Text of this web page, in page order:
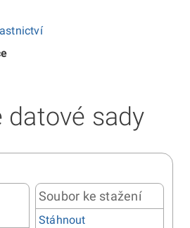
datové sady
Soubor ke stažení
Stáhnout